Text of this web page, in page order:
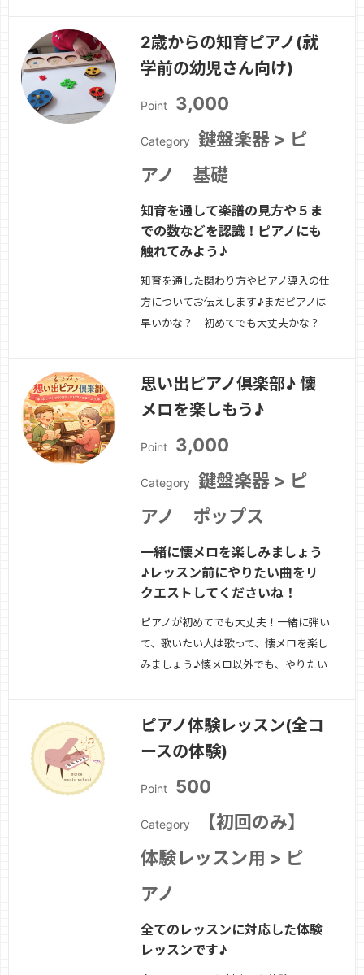
歌声に寄り添ってきました。学校現場で
培った経験をもとに、「歌いやすい伴
て弾ける伴奏」…続きを見る »
2歳からの知育ピアノ(就
学前の幼児さん向け)
Point 3,000
Category
鍵盤楽器 > ピ
アノ 基礎
知育を通して楽譜の見方や５ま
での数などを認識！ピアノにも
触れてみよう♪
知育を通した関わり方やピアノ導入の仕
方についてお伝えします♪まだピアノは
早いかな？ 初めてでも大丈夫かな？
ースです！一緒に楽しみましょう♪続き
を見る »
思い出ピアノ倶楽部♪ 懐
メロを楽しもう♪
Point 3,000
Category
鍵盤楽器 > ピ
アノ ポップス
一緒に懐メロを楽しみましょう
♪レッスン前にやりたい曲をリ
クエストしてくださいね！
ピアノが初めてでも大丈夫！一緒に弾い
て、歌いたい人は歌って、懐メロを楽し
みましょう♪懐メロ以外でも、やりたい
見る »
ピアノ体験レッスン(全コ
ースの体験)
Point 500
Category
【初回のみ】
体験レッスン用 > ピ
アノ
全てのレッスンに対応した体験
レッスンです♪